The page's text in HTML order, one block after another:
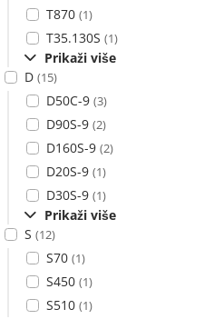
T870 (1)
T35.130S (1)
Prikaži više
D (15)
D50C-9 (3)
D90S-9 (2)
D160S-9 (2)
D20S-9 (1)
D30S-9 (1)
Prikaži više
S (12)
S70 (1)
S450 (1)
S510 (1)